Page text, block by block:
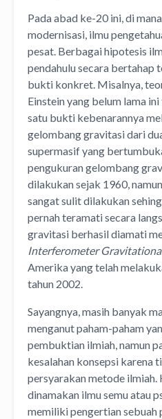
Pada abad ke-20 ini, di
modernisasi, ilmu
pesat. Berbagai hipotesis
pendahulu secara bertahap
bukti konkret. Misalnya,
Einstein yang belum lama
satu bukti kebenarannya
gelombang gravitasi dari
supermasif yang
pengukuran gelombang
dilakukan sejak 1960,
sangat sulit dilakukan
pernah teramati secara
gravitasi berhasil diamati
Interferometer
Amerika yang telah
tahun 2002.
Sayangnya, masih banyak
menganut paham-paham
pembuktian ilmiah, namun
kesalahan konsepsi karena
persyarakan metode ilmiah.
dinamakan ilmu semu atau
memiliki pengertian sebuah